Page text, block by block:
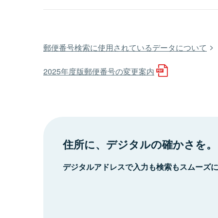
郵便番号検索に使用されているデータについて
2025年度版郵便番号の変更案内
住所に、デジタルの確かさを。
デジタルアドレスで入力も検索もスムーズ